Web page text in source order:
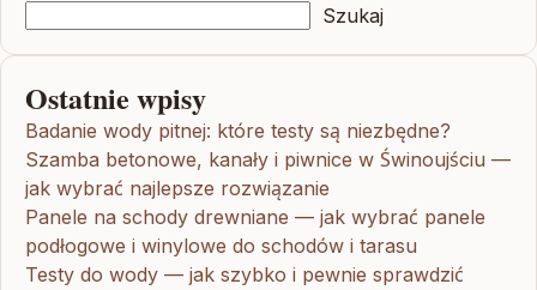
Szukaj
Ostatnie wpisy
Badanie wody pitnej: które testy są niezbędne?
Szamba betonowe, kanały i piwnice w Świnoujściu —
jak wybrać najlepsze rozwiązanie
Panele na schody drewniane — jak wybrać panele
podłogowe i winylowe do schodów i tarasu
Testy do wody — jak szybko i pewnie sprawdzić